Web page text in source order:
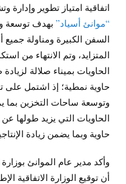
اتفاقية امتياز تطوير
“موانئ أسياد”بهدف توسعة
السفن الكبيرة ومناولة جميع
المتزايد، وتم الانتهاء من
حاوية نمطية؛ إذ اشتمل على
وتوسعة ساحات التخزين بما
حاوية وبما يضمن زيادة
وأكد مدير عام الموانئ
أن توقيع الوزارة الاتفاقية